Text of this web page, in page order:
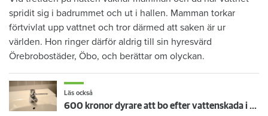
spridit sig i badrummet och ut i hallen. Mamman torkar
förtvivlat upp vattnet och tror därmed att saken är ur
världen. Hon ringer därför aldrig till sin hyresvärd
Örebrobostäder, Öbo, och berättar om olyckan.
Läs också
600 kronor dyrare att bo efter vattenskada i Varberg